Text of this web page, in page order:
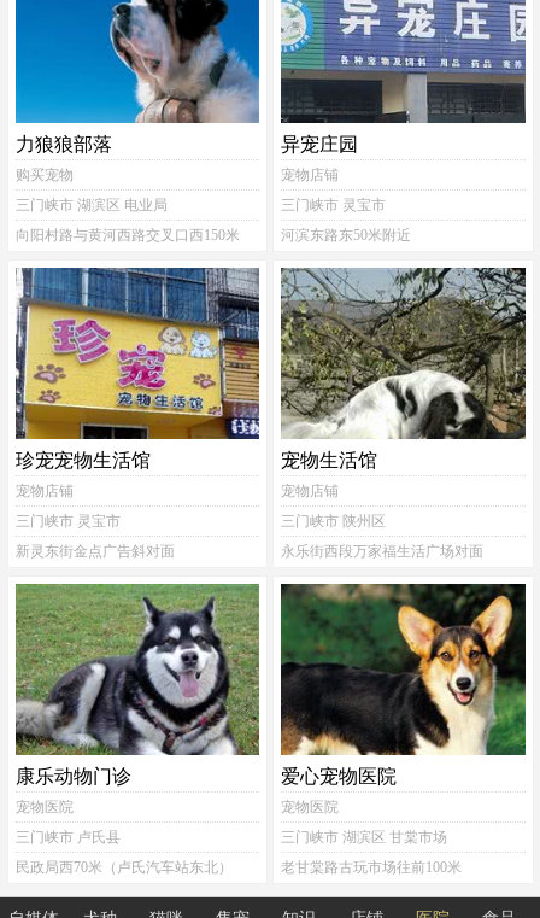
力狼狼部落
购买宠物
三门峡市 湖滨区 电业局
向阳村路与黄河西路交叉口西150米
异宠庄园
宠物店铺
三门峡市 灵宝市
河滨东路东50米附近
珍宠宠物生活馆
宠物店铺
三门峡市 灵宝市
新灵东街金点广告斜对面
宠物生活馆
宠物店铺
三门峡市 陕州区
永乐街西段万家福生活广场对面
康乐动物门诊
宠物医院
三门峡市 卢氏县
民政局西70米（卢氏汽车站东北）
爱心宠物医院
宠物医院
三门峡市 湖滨区 甘棠市场
老甘棠路古玩市场往前100米